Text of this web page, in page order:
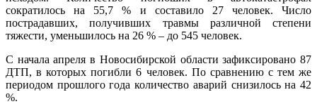
сократилось на 55,7 % и составило 27 человек. Число
пострадавших, получивших травмы различной степени
тяжести, уменьшилось на 26 % – до 545 человек.
С начала апреля в Новосибирской области зафиксировано 87
ДТП, в которых погибли 6 человек. По сравнению с тем же
периодом прошлого года количество аварий снизилось на 42
%.